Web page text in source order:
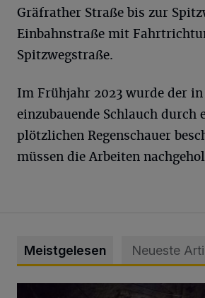
Gräfrather Straße bis zur
Einbahnstraße mit
Spitzwegstraße.
Im Frühjahr 2023 wurde der
einzubauende Schlauch durch
plötzlichen Regenschauer
müssen die Arbeiten
Meistgelesen Neueste